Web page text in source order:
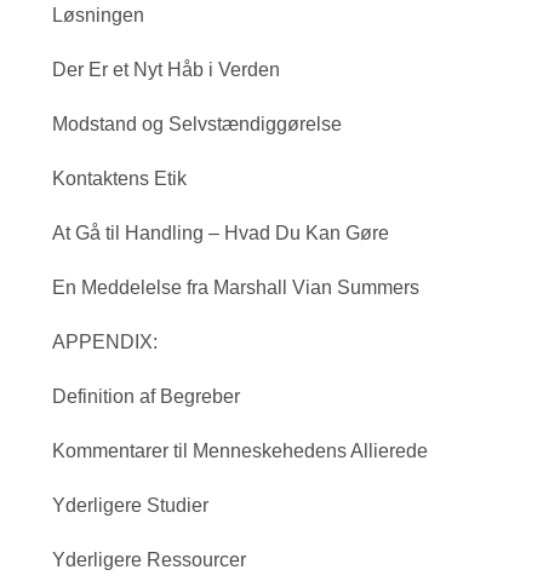
Løsningen
Der Er et Nyt Håb i Verden
Modstand og Selvstændiggørelse
Kontaktens Etik
At Gå til Handling – Hvad Du Kan Gøre
En Meddelelse fra Marshall Vian Summers
APPENDIX:
Definition af Begreber
Kommentarer til Menneskehedens Allierede
Yderligere Studier
Yderligere Ressourcer